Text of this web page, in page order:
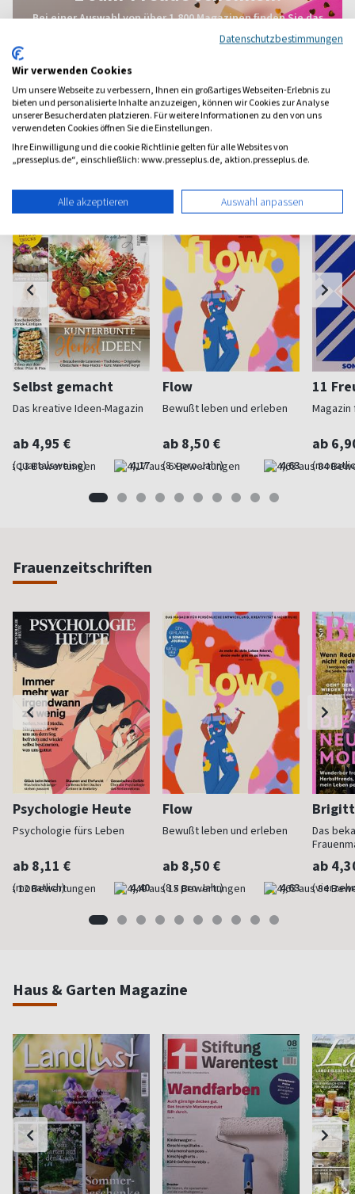
Bei einer Auswahl von über 1.800 Magazinen finden Sie das
Weitere Hobby-Magazine
Selbst gemacht
Das kreative Ideen-Magazin
ab 4,95 €
(quartalsweise) 4,17
Flow
Bewußt leben und erleben
ab 8,50 €
(8 x pro Jahr) 4,63
11
Magazin
ab
Frauenzeitschriften
Psychologie Heute
Psychologie fürs Leben
ab 8,11 €
(monatlich) 4,40
Flow
Bewußt leben und erleben
ab 8,50 €
(8 x pro Jahr) 4,63
Das
ab
Haus & Garten Magazine
Datenschutzbestimmungen
Wir verwenden Cookies
Um unsere Webseite zu verbessern, Ihnen ein großartiges Webseiten-Erlebnis zu
bieten und personalisierte Inhalte anzuzeigen, können wir Cookies zur Analyse
unserer Besucherdaten platzieren. Für weitere Informationen zu den von uns
verwendeten Cookies öffnen Sie die Einstellungen.
Ihre Einwilligung und die cookie Richtlinie gelten für alle Websites von
„presseplus.de“, einschließlich: www.presseplus.de, aktion.presseplus.de.
Alle akzeptieren Auswahl anpassen